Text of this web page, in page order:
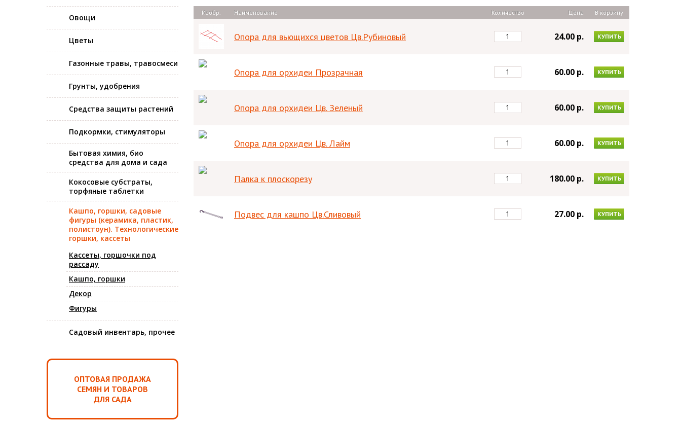
Овощи
Цветы
Газонные травы, травосмеси
Грунты, удобрения
Средства защиты растений
Подкормки, стимуляторы
Бытовая химия, био
средства для дома и сада
Кокосовые субстраты,
торфяные таблетки
Кашпо, горшки, садовые
фигуры (керамика, пластик,
полистоун). Технологические
горшки, кассеты
Кассеты, горшочки под
рассаду
Кашпо, горшки
Декор
Фигуры
Садовый инвентарь, прочее
ОПТОВАЯ ПРОДАЖА
СЕМЯН И ТОВАРОВ
ДЛЯ САДА
Изобр. Наименование Количество Цена В корзину
Опора для вьющихся цветов Цв.Рубиновый 24.00 p. КУПИТЬ
Опора для орхидеи Прозрачная 60.00 p. КУПИТЬ
Опора для орхидеи Цв. Зеленый 60.00 p. КУПИТЬ
Опора для орхидеи Цв. Лайм 60.00 p. КУПИТЬ
Палка к плоскорезу 180.00 p. КУПИТЬ
Подвес для кашпо Цв.Сливовый 27.00 p. КУПИТЬ